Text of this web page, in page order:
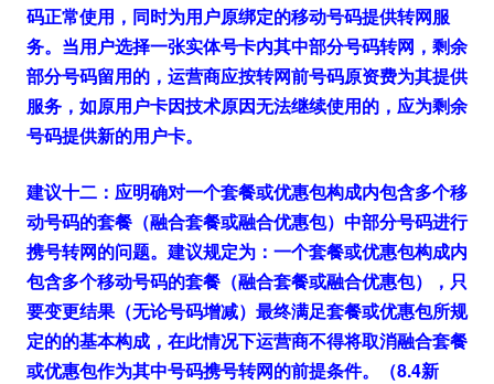
码正常使用，同时为用户原绑定的移动号码提供转网服
务。当用户选择一张实体号卡内其中部分号码转网，剩余
部分号码留用的，运营商应按转网前号码原资费为其提供
服务，如原用户卡因技术原因无法继续使用的，应为剩余
号码提供新的用户卡。
建议十二：应明确对一个套餐或优惠包构成内包含多个移
动号码的套餐（融合套餐或融合优惠包）中部分号码进行
携号转网的问题。建议规定为：一个套餐或优惠包构成内
包含多个移动号码的套餐（融合套餐或融合优惠包），只
要变更结果（无论号码增减）最终满足套餐或优惠包所规
定的的基本构成，在此情况下运营商不得将取消融合套餐
或优惠包作为其中号码携号转网的前提条件。（8.4新